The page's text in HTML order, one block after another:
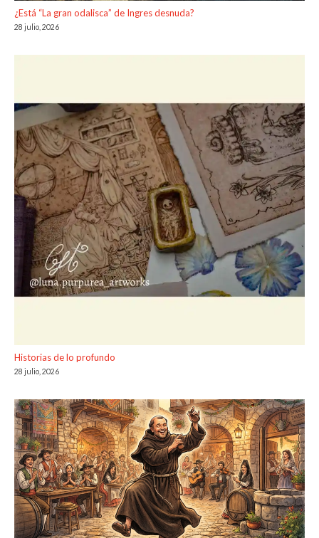
¿Está “La gran odalisca” de Ingres desnuda?
28 julio, 2026
Historias de lo profundo
28 julio, 2026